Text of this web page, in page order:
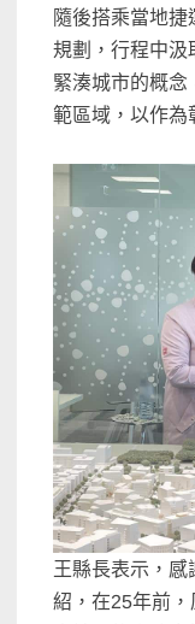
隨後搭乘當地
規劃，行程中汲
緊湊城市的概念
範區域，以作為
王縣長表示，
紹，在25年前